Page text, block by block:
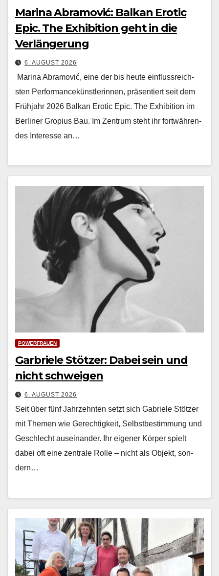
Marina Abramović: Balkan Erotic
Epic. The Exhibition geht in die
Verlängerung
6. AUGUST 2026
Mari­na Abramović, eine der bis heute ein­flussre­ich­
sten Per­for­mancekün­st­lerin­nen, präsen­tiert seit dem
Früh­jahr 2026 Balkan Erot­ic Epic. The Exhi­bi­tion im
Berlin­er Gropius Bau. Im Zen­trum ste­ht ihr fortwähren­
des Inter­esse an…
POWERFRAUEN
Garbriele Stötzer: Dabei sein und
nicht schweigen
6. AUGUST 2026
Seit über fünf Jahrzehn­ten set­zt sich Gabriele Stötzer
mit The­men wie Gerechtigkeit, Selb­st­bes­tim­mung und
Geschlecht auseinan­der. Ihr eigen­er Kör­p­er spielt
dabei oft eine zen­trale Rolle – nicht als Objekt, son­
dern…